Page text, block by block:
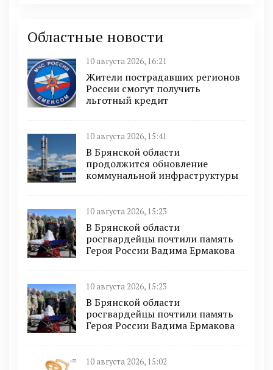
Областные новости
10 августа 2026, 16:21
Жители пострадавших регионов
России смогут получить
льготный кредит
10 августа 2026, 15:41
В Брянской области
продолжится обновление
коммунальной инфраструктуры
10 августа 2026, 15:23
В Брянской области
росгвардейцы почтили память
Героя России Вадима Ермакова
10 августа 2026, 15:23
В Брянской области
росгвардейцы почтили память
Героя России Вадима Ермакова
10 августа 2026, 15:02